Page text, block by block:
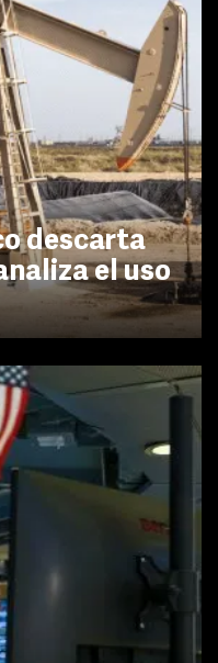
descarta
el uso